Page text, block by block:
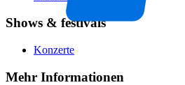
Shows & festivals
Konzerte
Mehr Informationen